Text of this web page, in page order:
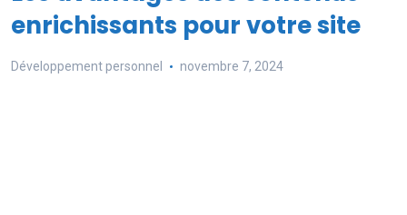
enrichissants pour votre site
Développement personnel novembre 7, 2024